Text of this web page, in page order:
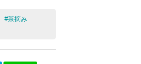
#茶摘み